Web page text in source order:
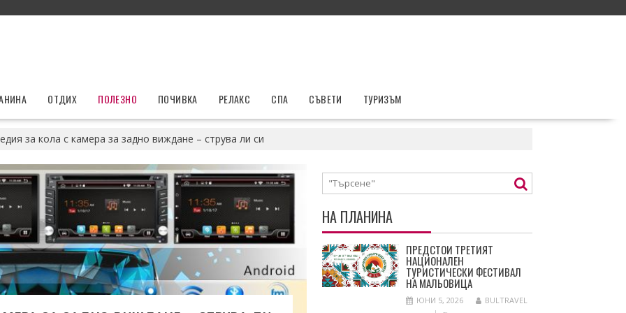
ОТДИХ ПОЛЕЗНО ПОЧИВКА РЕЛАКС СПА СЪВЕТИ ТУРИЗЪМ
за кола с камера за задно виждане – струва ли си
НА ПЛАНИНА
ПРЕДСТОИ ТРЕТИЯТ
НАЦИОНАЛЕН
ТУРИСТИЧЕСКИ ФЕСТИВАЛ
НА МАЛЬОВИЦА
ЮНИ 5, 2026
BULTRAVEL